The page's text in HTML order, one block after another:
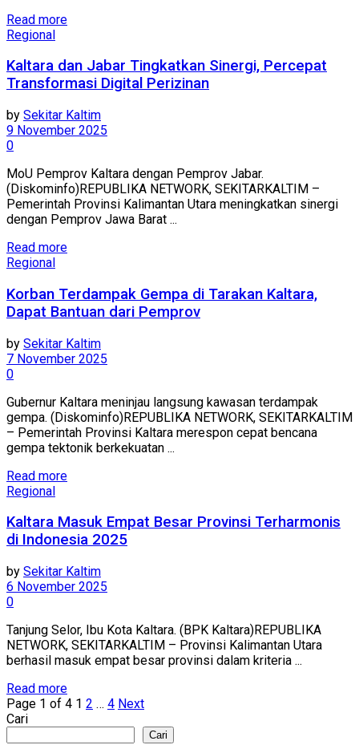
Read more
Regional
Kaltara dan Jabar Tingkatkan Sinergi, Percepat
Transformasi Digital Perizinan
by Sekitar Kaltim
9 November 2025
0
MoU Pemprov Kaltara dengan Pemprov Jabar.
(Diskominfo)REPUBLIKA NETWORK, SEKITARKALTIM –
Pemerintah Provinsi Kalimantan Utara meningkatkan sinergi
dengan Pemprov Jawa Barat ...
Read more
Regional
Korban Terdampak Gempa di Tarakan Kaltara,
Dapat Bantuan dari Pemprov
by Sekitar Kaltim
7 November 2025
0
Gubernur Kaltara meninjau langsung kawasan terdampak
gempa. (Diskominfo)REPUBLIKA NETWORK, SEKITARKALTIM
– Pemerintah Provinsi Kaltara merespon cepat bencana
gempa tektonik berkekuatan ...
Read more
Regional
Kaltara Masuk Empat Besar Provinsi Terharmonis
di Indonesia 2025
by Sekitar Kaltim
6 November 2025
0
Tanjung Selor, Ibu Kota Kaltara. (BPK Kaltara)REPUBLIKA
NETWORK, SEKITARKALTIM – Provinsi Kalimantan Utara
berhasil masuk empat besar provinsi dalam kriteria ...
Read more
Page 1 of 4 1 2 … 4 Next
Cari
Cari